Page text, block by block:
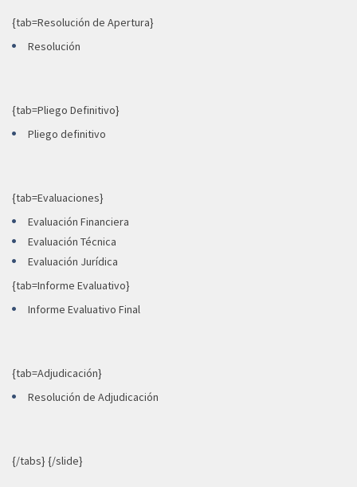
{tab=Resolución de Apertura}
Resolución
{tab=Pliego Definitivo}
Pliego definitivo
{tab=Evaluaciones}
Evaluación Financiera
Evaluación Técnica
Evaluación Jurídica
{tab=Informe Evaluativo}
Informe Evaluativo Final
{tab=Adjudicación}
Resolución de Adjudicación
{/tabs} {/slide}